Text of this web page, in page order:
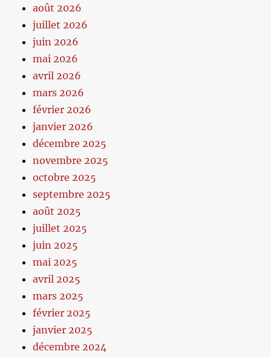
août 2026
juillet 2026
juin 2026
mai 2026
avril 2026
mars 2026
février 2026
janvier 2026
décembre 2025
novembre 2025
octobre 2025
septembre 2025
août 2025
juillet 2025
juin 2025
mai 2025
avril 2025
mars 2025
février 2025
janvier 2025
décembre 2024